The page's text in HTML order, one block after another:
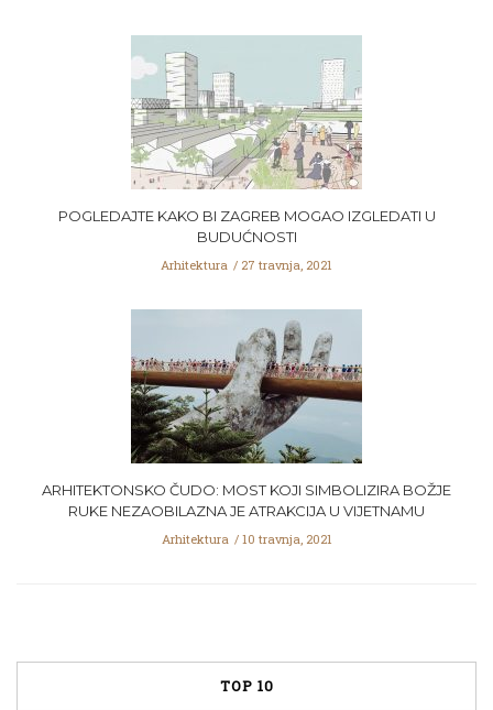
POGLEDAJTE KAKO BI ZAGREB MOGAO IZGLEDATI U
BUDUĆNOSTI
Arhitektura 27 travnja, 2021
ARHITEKTONSKO ČUDO: MOST KOJI SIMBOLIZIRA BOŽJE
RUKE NEZAOBILAZNA JE ATRAKCIJA U VIJETNAMU
Arhitektura 10 travnja, 2021
TOP 10